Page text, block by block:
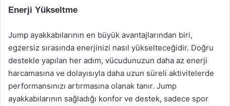
Enerji Yükseltme
Jump ayakkabılarının en büyük avantajlarından biri,
egzersiz sırasında enerjinizi nasıl yükselteceğidir. Doğru
destekle yapılan her adım, vücudunuzun daha az enerji
harcamasına ve dolayısıyla daha uzun süreli aktivitelerde
performansınızı artırmasına olanak tanır. Jump
ayakkabılarının sağladığı konfor ve destek, sadece spor